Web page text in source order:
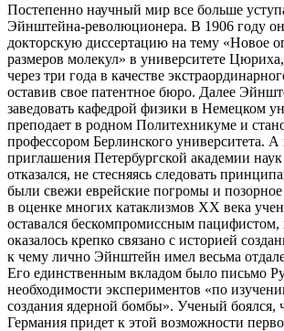
Постепенно научный мир все больше
Эйнштейна-революционера. В 1906 году
докторскую диссертацию на тему «Новое
размеров молекул» в университете
через три года в качестве
оставив свое патентное бюро. Далее
заведовать кафедрой физики в Немецком
преподает в родном Политехникуме и
профессором Берлинского университета. А
приглашения Петербургской академии
отказался, не стесняясь следовать
были свежи еврейские погромы и
в оценке многих катаклизмов XX века
оставался бескомпромиссным пацифистом,
оказалось крепко связано с историей
к чему лично Эйнштейн имел весьма
Его единственным вкладом было письмо
необходимости экспериментов «по
создания ядерной бомбы». Ученый боялся,
Германия придет к этой возможности